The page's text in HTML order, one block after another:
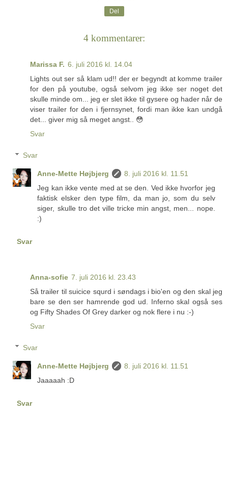
Del
4 kommentarer:
Marissa F. 6. juli 2016 kl. 14.04
Lights out ser så klam ud!! der er begyndt at komme trailer
for den på youtube, også selvom jeg ikke ser noget det
skulle minde om... jeg er slet ikke til gysere og hader når de
viser trailer for den i fjernsynet, fordi man ikke kan undgå
det... giver mig så meget angst.. 😳
Svar
Svar
Anne-Mette Højbjerg
8. juli 2016 kl. 11.51
Jeg kan ikke vente med at se den. Ved ikke hvorfor jeg
faktisk elsker den type film, da man jo, som du selv
siger, skulle tro det ville tricke min angst, men... nope.
:)
Svar
Anna-sofie 7. juli 2016 kl. 23.43
Så trailer til suicice squrd i søndags i bio'en og den skal jeg
bare se den ser hamrende god ud. Inferno skal også ses
og Fifty Shades Of Grey darker og nok flere i nu :-)
Svar
Svar
Anne-Mette Højbjerg
8. juli 2016 kl. 11.51
Jaaaaah :D
Svar